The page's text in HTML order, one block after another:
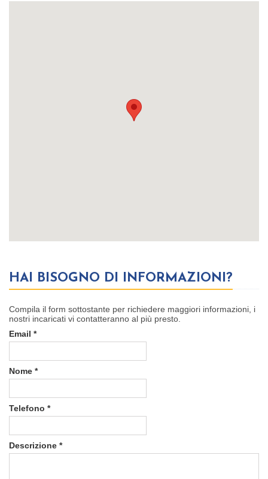
HAI BISOGNO DI INFORMAZIONI?
Compila il form sottostante per richiedere maggiori informazioni, i
nostri incaricati vi contatteranno al più presto.
Email *
Nome *
Telefono *
Descrizione *